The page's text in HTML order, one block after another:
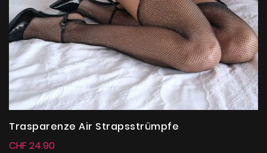
Trasparenze Air Strapsstrümpfe
CHF 24.90